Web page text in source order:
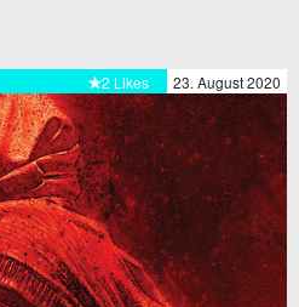
23. August 2020
2 Likes